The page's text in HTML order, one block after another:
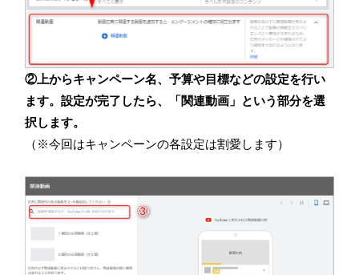
②上からキャンペーン名、予算や目標などの設定を行い
ます。設定が完了したら、「関連動画」という部分を選
択します。
（※今回はキャンペーンの各設定は割愛します）